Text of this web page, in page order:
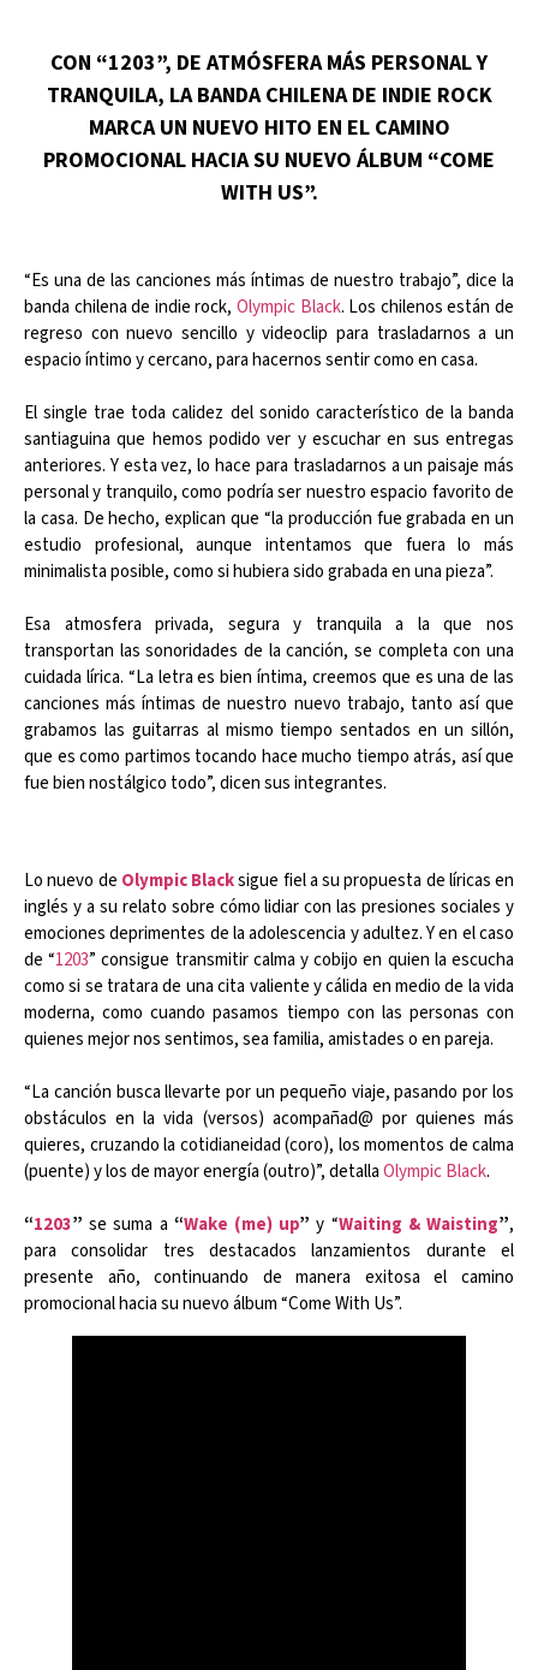
CON “1203”, DE ATMÓSFERA MÁS PERSONAL Y
TRANQUILA, LA BANDA CHILENA DE INDIE ROCK
MARCA UN NUEVO HITO EN EL CAMINO
PROMOCIONAL HACIA SU NUEVO ÁLBUM “COME
WITH US”.
“Es una de las canciones más íntimas de nuestro trabajo”, dice la
banda chilena de indie rock, Olympic Black. Los chilenos están de
regreso con nuevo sencillo y videoclip para trasladarnos a un
espacio íntimo y cercano, para hacernos sentir como en casa.
El single trae toda calidez del sonido característico de la banda
santiaguina que hemos podido ver y escuchar en sus entregas
anteriores. Y esta vez, lo hace para trasladarnos a un paisaje más
personal y tranquilo, como podría ser nuestro espacio favorito de
la casa. De hecho, explican que “la producción fue grabada en un
estudio profesional, aunque intentamos que fuera lo más
minimalista posible, como si hubiera sido grabada en una pieza”.
Esa atmosfera privada, segura y tranquila a la que nos
transportan las sonoridades de la canción, se completa con una
cuidada lírica. “La letra es bien íntima, creemos que es una de las
canciones más íntimas de nuestro nuevo trabajo, tanto así que
grabamos las guitarras al mismo tiempo sentados en un sillón,
que es como partimos tocando hace mucho tiempo atrás, así que
fue bien nostálgico todo”, dicen sus integrantes.
Lo nuevo de Olympic Blacksigue fiel a su propuesta de líricas en
inglés y a su relato sobre cómo lidiar con las presiones sociales y
emociones deprimentes de la adolescencia y adultez. Y en el caso
de “1203” consigue transmitir calma y cobijo en quien la escucha
como si se tratara de una cita valiente y cálida en medio de la vida
moderna, como cuando pasamos tiempo con las personas con
quienes mejor nos sentimos, sea familia, amistades o en pareja.
“La canción busca llevarte por un pequeño viaje, pasando por los
obstáculos en la vida (versos) acompañad@ por quienes más
quieres, cruzando la cotidianeidad (coro), los momentos de calma
(puente) y los de mayor energía (outro)”, detallaOlympic Black.
“1203” se suma a “Wake (me) up” y “Waiting & Waisting”,
para consolidar tres destacados lanzamientos durante el
presente año, continuando de manera exitosa el camino
promocional hacia su nuevo álbum “Come With Us”.